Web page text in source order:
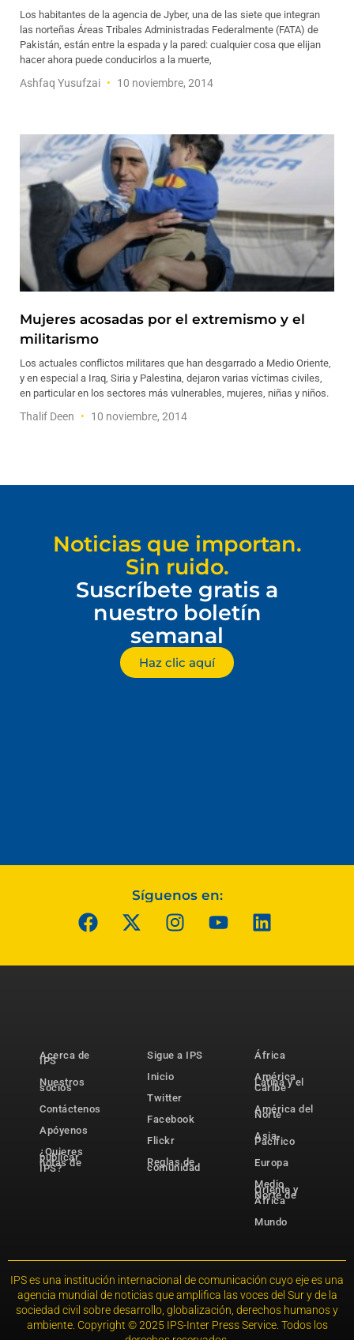
Los habitantes de la agencia de Jyber, una de las siete que integran
las norteñas Áreas Tribales Administradas Federalmente (FATA) de
Pakistán, están entre la espada y la pared: cualquier cosa que elijan
hacer ahora puede conducirlos a la muerte,
Ashfaq Yusufzai 10 noviembre, 2014
Mujeres acosadas por el extremismo y el
militarismo
Los actuales conflictos militares que han desgarrado a Medio Oriente,
y en especial a Iraq, Siria y Palestina, dejaron varias víctimas civiles,
en particular en los sectores más vulnerables, mujeres, niñas y niños.
Thalif Deen 10 noviembre, 2014
Noticias que importan.
Sin ruido.
Suscríbete gratis a
nuestro boletín
semanal
Haz clic aquí
Síguenos en:
Acerca de
IPS
Nuestros
socios
Contáctenos
Apóyenos
¿Quieres
publicar
notas de
IPS?
Sigue a IPS
Inicio
Twitter
Facebook
Flickr
Reglas de
comunidad
África
América
Latina y el
Caribe
América del
Norte
Asia-
Pacífico
Europa
Medio
Oriente y
Norte de
África
Mundo
IPS es una institución internacional de comunicación cuyo eje es una
agencia mundial de noticias que amplifica las voces del Sur y de la
sociedad civil sobre desarrollo, globalización, derechos humanos y
ambiente. Copyright © 2025 IPS-Inter Press Service. Todos los